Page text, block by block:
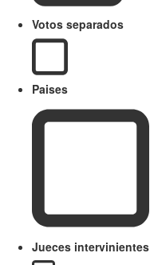
Votos separados
Paises
Jueces intervinientes